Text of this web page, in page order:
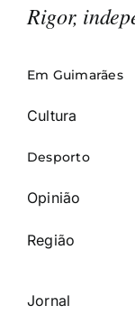
Rigor,
Em Guimarães
Cultura
Desporto
Opinião
Região
Jornal